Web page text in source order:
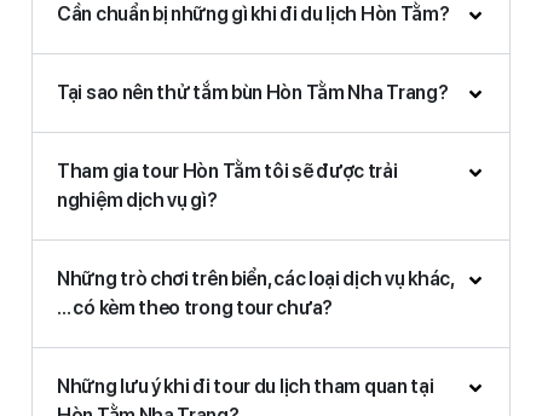
Cần chuẩn bị những gì khi đi du lịch Hòn Tằm?
Tại sao nên thử tắm bùn Hòn Tằm Nha Trang?
Tham gia tour Hòn Tằm tôi sẽ được trải
nghiệm dịch vụ gì?
Những trò chơi trên biển, các loại dịch vụ khác,
… có kèm theo trong tour chưa?
Những lưu ý khi đi tour du lịch tham quan tại